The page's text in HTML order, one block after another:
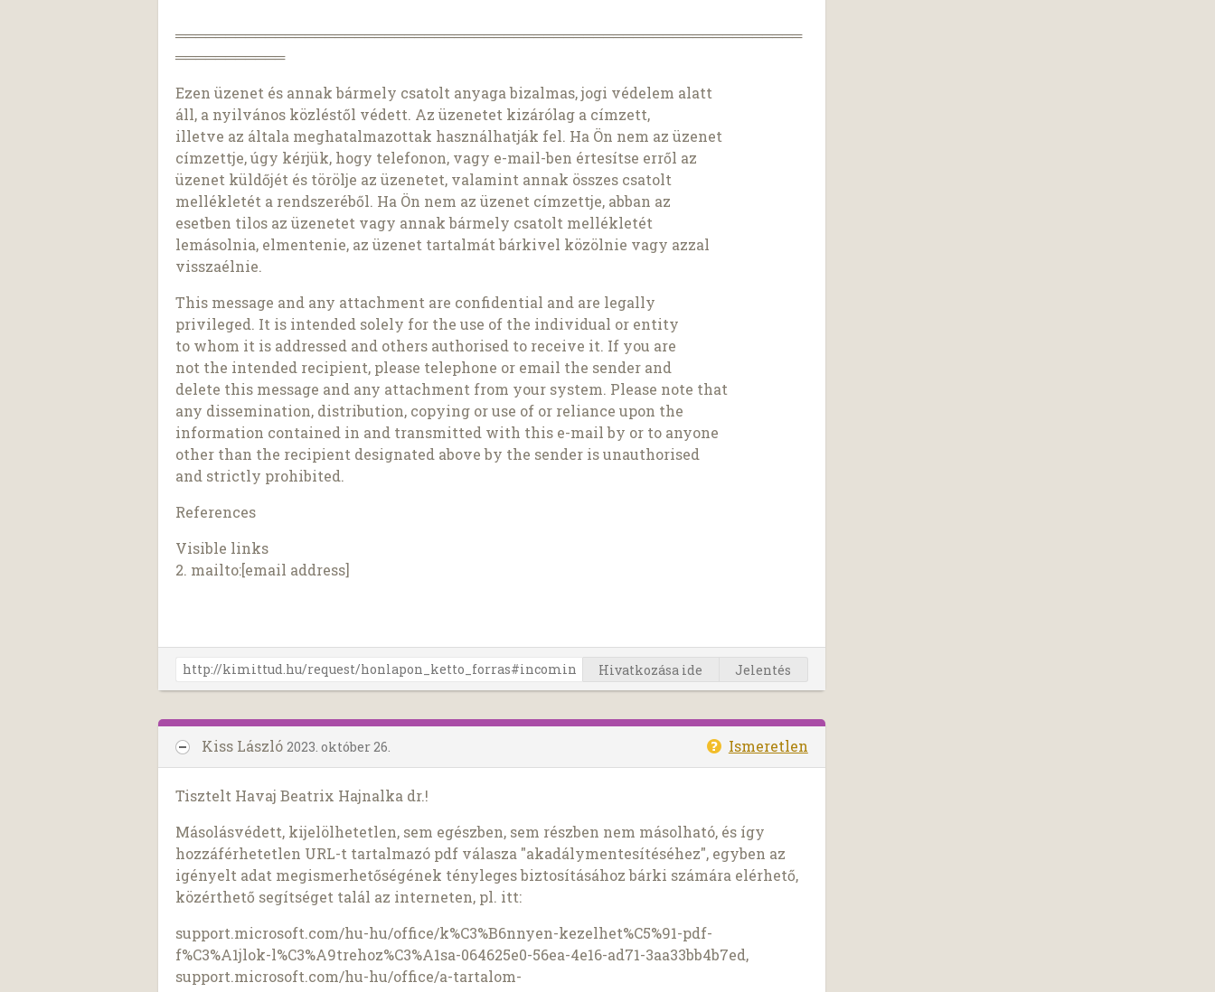
═══════════════════════════════════════════════════════════════
═══════════
Ezen üzenet és annak bármely csatolt anyaga bizalmas, jogi védelem alatt
áll, a nyilvános közléstől védett. Az üzenetet kizárólag a címzett,
illetve az általa meghatalmazottak használhatják fel. Ha Ön nem az üzenet
címzettje, úgy kérjük, hogy telefonon, vagy e-mail-ben értesítse erről az
üzenet küldőjét és törölje az üzenetet, valamint annak összes csatolt
mellékletét a rendszeréből. Ha Ön nem az üzenet címzettje, abban az
esetben tilos az üzenetet vagy annak bármely csatolt mellékletét
lemásolnia, elmentenie, az üzenet tartalmát bárkivel közölnie vagy azzal
visszaélnie.
This message and any attachment are confidential and are legally
privileged. It is intended solely for the use of the individual or entity
to whom it is addressed and others authorised to receive it. If you are
not the intended recipient, please telephone or email the sender and
delete this message and any attachment from your system. Please note that
any dissemination, distribution, copying or use of or reliance upon the
information contained in and transmitted with this e-mail by or to anyone
other than the recipient designated above by the sender is unauthorised
and strictly prohibited.
References
Visible links
2. mailto:[email address]
Hivatkozása ide Jelentés
Kiss László 2023. október 26. Ismeretlen
Tisztelt Havaj Beatrix Hajnalka dr.!
Másolásvédett, kijelölhetetlen, sem egészben, sem részben nem másolható, és így
hozzáférhetetlen URL-t tartalmazó pdf válasza "akadálymentesítéséhez", egyben az
igényelt adat megismerhetőségének tényleges biztosításához bárki számára elérhető,
közérthető segítséget talál az interneten, pl. itt:
support.microsoft.com/hu-hu/office/k%C3%B6nnyen-kezelhet%C5%91-pdf-
f%C3%A1jlok-l%C3%A9trehoz%C3%A1sa-064625e0-56ea-4e16-ad71-3aa33bb4b7ed,
support.microsoft.com/hu-hu/office/a-tartalom-